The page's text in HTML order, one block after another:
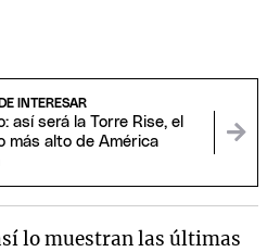
INTERESAR
así será la Torre Rise, el
más alto de América
lo muestran las últimas